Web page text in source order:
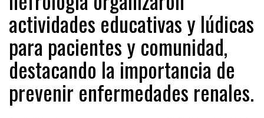
actividades educativas y lúdicas
para pacientes y comunidad,
destacando la importancia de
prevenir enfermedades renales.